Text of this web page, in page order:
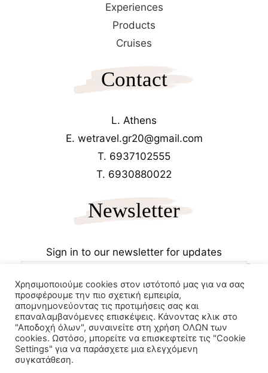
Experiences
Products
Cruises
Contact
L. Athens
E. wetravel.gr20@gmail.com
T. 6937102555
T. 6930880022
Newsletter
Sign in to our newsletter for updates
Copyrights 2025Wetravel.gr
Χρησιμοποιούμε cookies στον ιστότοπό μας για να σας
προσφέρουμε την πιο σχετική εμπειρία,
απομνημονεύοντας τις προτιμήσεις σας και
επαναλαμβανόμενες επισκέψεις. Κάνοντας κλικ στο
"Αποδοχή όλων", συναινείτε στη χρήση ΟΛΩΝ των
cookies. Ωστόσο, μπορείτε να επισκεφτείτε τις "Cookie
Settings" για να παράσχετε μια ελεγχόμενη
συγκατάθεση.